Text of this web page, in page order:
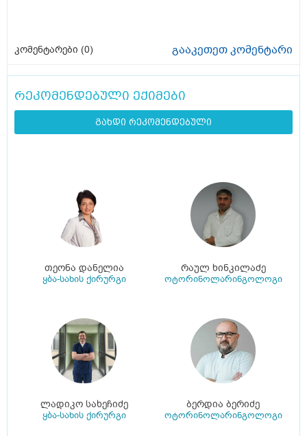
კომენტარები (0) გააკეთეთ კომენტარი
რეკომენდებული ექიმები
გახდი რეკომენდებული
თეონა დანელია
ყბა-სახის ქირურგი
რაულ ხინკილაძე
ოტორინოლარინგოლოგი
ლადიკო სახეჩიძე
ყბა-სახის ქირურგი
ბერდია ბერიძე
ოტორინოლარინგოლოგი